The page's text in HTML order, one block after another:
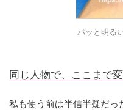
パッと明る
同じ人物で、ここまで
私も使う前は半信半疑だっ